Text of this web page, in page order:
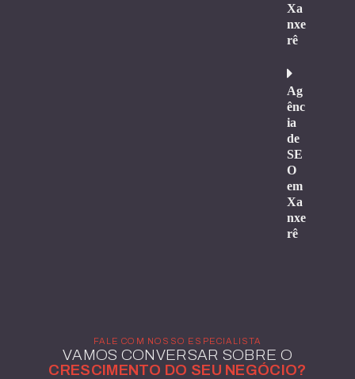
Xa
nxe
rê
Ag
ênc
ia
de
SE
O
em
Xa
nxe
rê
FALE COM NOSSO ESPECIALISTA
VAMOS CONVERSAR SOBRE O
CRESCIMENTO DO SEU NEGÓCIO?